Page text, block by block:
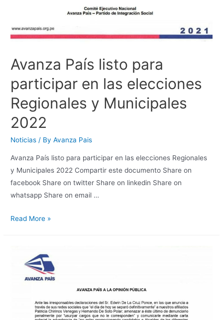
Avanza País listo para
participar en las elecciones
Regionales y Municipales
2022
Noticias / ByAvanza Pais
Avanza País listo para participar en las elecciones Regionales
y Municipales 2022 Compartir este documento Share on
facebook Share on twitter Share on linkedin Share on
whatsapp Share on email …
Read More »